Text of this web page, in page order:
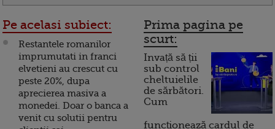
Pe acelasi subiect:
Restantele romanilor
imprumutati in franci
elvetieni au crescut cu
peste 20%, dupa
aprecierea masiva a
monedei. Doar o banca a
venit cu solutii pentru
Prima pagina pe
scurt:
Invață să ții
sub control
cheltuielile
de sărbători.
Cum
funcționează cardul de